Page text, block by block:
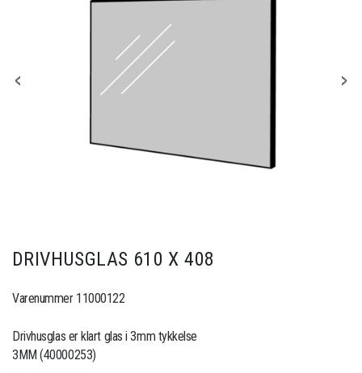
DRIVHUSGLAS 610 X 408
Varenummer 11000122
Drivhusglas er klart glas i 3mm tykkelse
3MM (40000253)